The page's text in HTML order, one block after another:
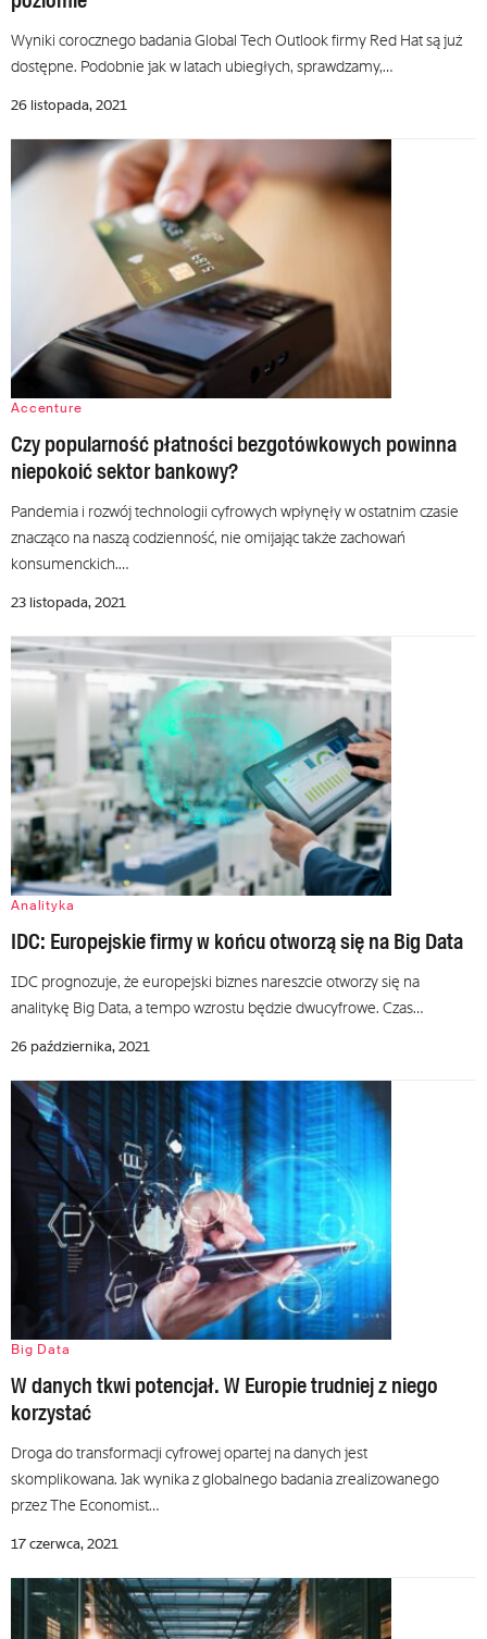
Wyniki corocznego badania Global Tech Outlook firmy Red Hat są już
dostępne. Podobnie jak w latach ubiegłych, sprawdzamy,…
26 listopada, 2021
Accenture
Czy popularność płatności bezgotówkowych powinna
niepokoić sektor bankowy?
Pandemia i rozwój technologii cyfrowych wpłynęły w ostatnim czasie
znacząco na naszą codzienność, nie omijając także zachowań
konsumenckich.…
23 listopada, 2021
Analityka
IDC: Europejskie firmy w końcu otworzą się na Big Data
IDC prognozuje, że europejski biznes nareszcie otworzy się na
analitykę Big Data, a tempo wzrostu będzie dwucyfrowe. Czas…
26 października, 2021
Big Data
W danych tkwi potencjał. W Europie trudniej z niego
korzystać
Droga do transformacji cyfrowej opartej na danych jest
skomplikowana. Jak wynika z globalnego badania zrealizowanego
przez The Economist…
17 czerwca, 2021